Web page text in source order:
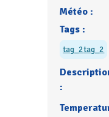
Météo :
Tags :
tag_2tag_2
: